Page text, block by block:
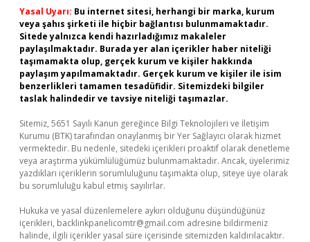
Yasal Uyarı: Bu internet sitesi, herhangi bir marka, kurum
veya şahıs şirketi ile hiçbir bağlantısı bulunmamaktadır.
Sitede yalnızca kendi hazırladığımız makaleler
paylaşılmaktadır. Burada yer alan içerikler haber niteliği
taşımamakta olup, gerçek kurum ve kişiler hakkında
paylaşım yapılmamaktadır. Gerçek kurum ve kişiler ile isim
benzerlikleri tamamen tesadüfidir. Sitemizdeki bilgiler
taslak halindedir ve tavsiye niteliği taşımazlar.
Sitemiz, 5651 Sayılı Kanun gereğince Bilgi Teknolojileri ve İletişim
Kurumu (BTK) tarafından onaylanmış bir Yer Sağlayıcı olarak hizmet
vermektedir. Bu nedenle, sitedeki içerikleri proaktif olarak denetleme
veya araştırma yükümlülüğümüz bulunmamaktadır. Ancak, üyelerimiz
yazdıkları içeriklerin sorumluluğunu taşımakta olup, siteye üye olarak
bu sorumluluğu kabul etmiş sayılırlar.
Hukuka ve yasal düzenlemelere aykırı olduğunu düşündüğünüz
içerikleri, backlinkpanelicomtr@gmail.com adresine bildirmeniz
halinde, ilgili içerikler yasal süre içerisinde sitemizden kaldırılacaktır.